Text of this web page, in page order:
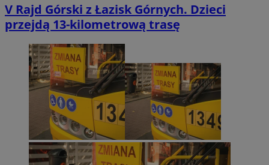
V Rajd Górski z Łazisk Górnych. Dzieci
przejdą 13-kilometrową trasę